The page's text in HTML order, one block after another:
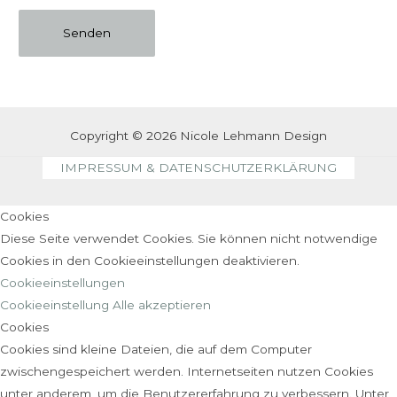
Copyright © 2026 Nicole Lehmann Design
IMPRESSUM & DATENSCHUTZERKLÄRUNG
Cookies
Diese Seite verwendet Cookies. Sie können nicht notwendige
Cookies in den Cookieeinstellungen deaktivieren.
Cookieeinstellungen
Cookieeinstellung Alle akzeptieren
Cookies
Cookies sind kleine Dateien, die auf dem Computer
zwischengespeichert werden. Internetseiten nutzen Cookies
unter anderem, um die Benutzererfahrung zu verbessern. Unter